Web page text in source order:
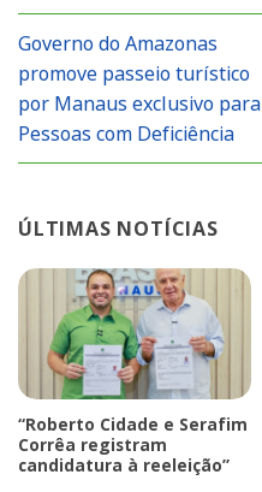
Governo do Amazonas
promove passeio turístico
por Manaus exclusivo para
Pessoas com Deficiência
ÚLTIMAS NOTÍCIAS
“Roberto Cidade e Serafim
Corrêa registram
candidatura à reeleição”